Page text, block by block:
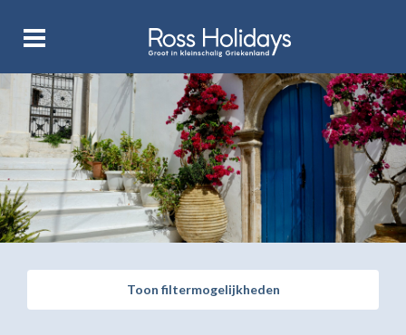
Toon filtermogelijkheden